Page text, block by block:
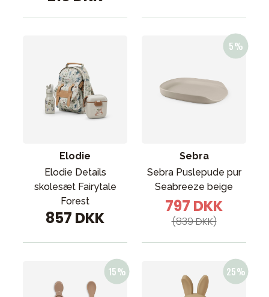
Elodie
Elodie Details
skolesæt Fairytale
Forest
857 DKK
Sebra
Sebra Puslepude pur
Seabreeze beige
797 DKK
(839 DKK)